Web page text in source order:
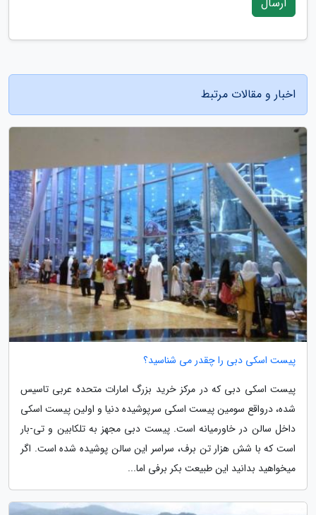
اخبار و مقالات مرتبط
پیست اسکی دبی را چقدر می شناسید؟
پیست اسکی دبی که در مرکز خرید بزرگ امارات متحده عربی تاسیس
شده، درواقع سومین پیست اسکی سرپوشیده دنیا و اولین پیست اسکی
داخل سالن در خاورمیانه است. پیست دبی مجهز به تلکابین و تی-بار
است که با شش هزار تن برف، سراسر این سالن پوشیده شده است. اگر
میخواهید بدانید این طبیعت بکر برفی اما...